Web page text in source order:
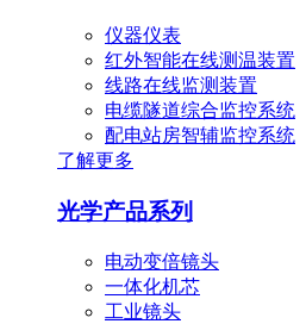
仪器仪表
红外智能在线测温装置
线路在线监测装置
电缆隧道综合监控系统
配电站房智辅监控系统
了解更多
光学产品系列
电动变倍镜头
一体化机芯
工业镜头